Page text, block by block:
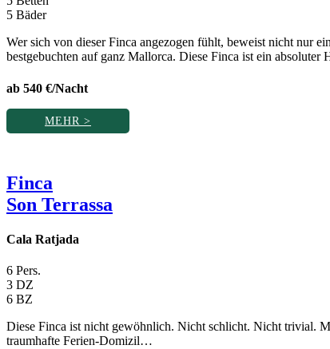
5 Bäder
Wer sich von dieser Finca angezogen fühlt, beweist nicht nur
bestgebuchten auf ganz Mallorca. Diese Finca ist ein absoluter
ab 540 €/Nacht
MEHR >
Finca
Son Terrassa
Cala Ratjada
6 Pers.
3 DZ
6 BZ
Diese Finca ist nicht gewöhnlich. Nicht schlicht. Nicht trivial.
traumhafte Ferien-Domizil…